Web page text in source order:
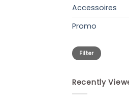
Accessoires
Promo
Min.
prijs
Max.
prijsFilter
Recently